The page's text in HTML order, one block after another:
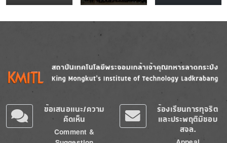
Image
ข้อเสนอแนะ/ความ
คิดเห็น
Comment &
ร้องเรียนการทุจริต
และประพฤติมิชอบ
สจล.